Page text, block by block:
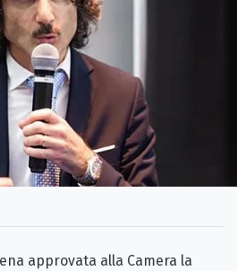
approvata alla Camera la